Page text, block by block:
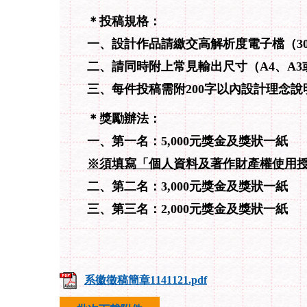
＊投稿規格：
一、設計作品請繳交高解析度電子檔（
二、請同時附上常見輸出尺寸（A4、
三、每件投稿需附200字以內設計理念說
＊獎勵辦法：
一、第一名：5,000元獎金及獎狀一紙
※須填寫「個人資料及著作財產權使用
二、第二名：3,000元獎金及獎狀一紙
三、第三名：2,000元獎金及獎狀一紙
系徽徵稿簡章1141121.pdf